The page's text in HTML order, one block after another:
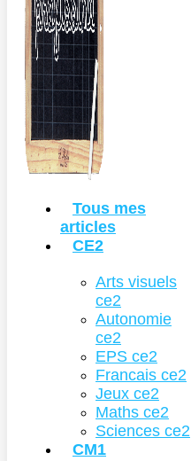
Tous mes
articles
CE2
Arts visuels
ce2
Autonomie
ce2
EPS ce2
Francais ce2
Jeux ce2
Maths ce2
Sciences ce2
CM1